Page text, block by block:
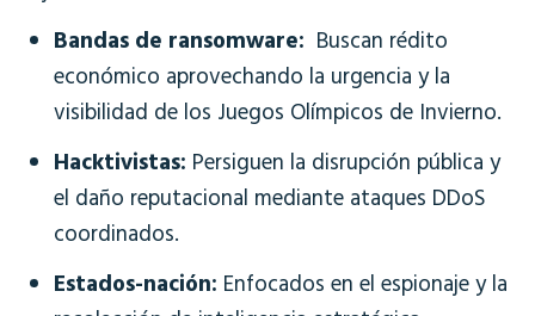
Bandas de ransomware: Buscan rédito
económico aprovechando la urgencia y la
visibilidad de los Juegos Olímpicos de Invierno.
Hacktivistas: Persiguen la disrupción pública y
el daño reputacional mediante ataques DDoS
coordinados.
Estados-nación: Enfocados en el espionaje y la